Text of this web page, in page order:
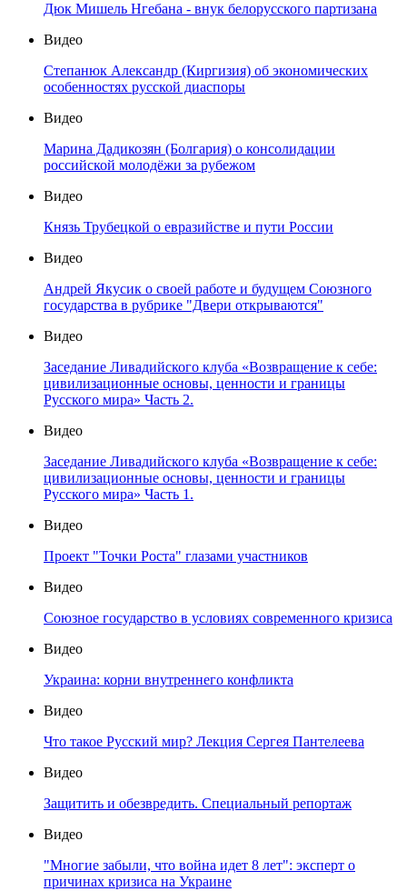
Дюк Мишель Нгебана - внук белорусского партизана
Видео
Степанюк Александр (Киргизия) об экономических
особенностях русской диаспоры
Видео
Марина Дадикозян (Болгария) о консолидации
российской молодёжи за рубежом
Видео
Князь Трубецкой о евразийстве и пути России
Видео
Андрей Якусик о своей работе и будущем Союзного
государства в рубрике "Двери открываются"
Видео
Заседание Ливадийского клуба «Возвращение к себе:
цивилизационные основы, ценности и границы
Русского мира» Часть 2.
Видео
Заседание Ливадийского клуба «Возвращение к себе:
цивилизационные основы, ценности и границы
Русского мира» Часть 1.
Видео
Проект "Точки Роста" глазами участников
Видео
Союзное государство в условиях современного кризиса
Видео
Украина: корни внутреннего конфликта
Видео
Что такое Русский мир? Лекция Сергея Пантелеева
Видео
Защитить и обезвредить. Специальный репортаж
Видео
"Многие забыли, что война идет 8 лет": эксперт о
причинах кризиса на Украине